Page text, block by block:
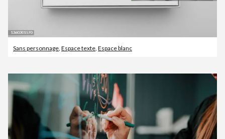
Sans personnage Espace texte Espace blanc